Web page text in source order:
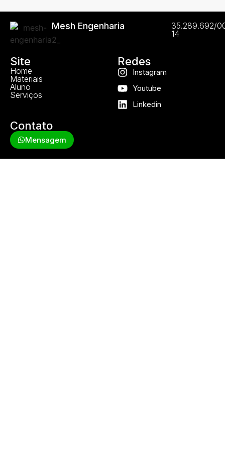
Mesh Engenharia
35.289.692/
14
Site
Home
Materiais
Aluno
Serviços
Redes
Instagram
Youtube
Linkedin
Contato
Mensagem